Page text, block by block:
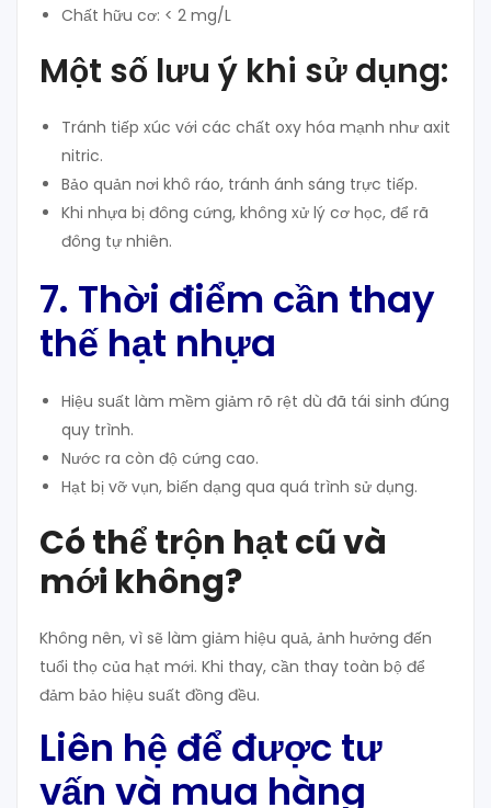
Chất hữu cơ: < 2 mg/L
Một số lưu ý khi sử dụng:
Tránh tiếp xúc với các chất oxy hóa mạnh như axit
nitric.
Bảo quản nơi khô ráo, tránh ánh sáng trực tiếp.
Khi nhựa bị đông cứng, không xử lý cơ học, để rã
đông tự nhiên.
7. Thời điểm cần thay
thế hạt nhựa
Hiệu suất làm mềm giảm rõ rệt dù đã tái sinh đúng
quy trình.
Nước ra còn độ cứng cao.
Hạt bị vỡ vụn, biến dạng qua quá trình sử dụng.
Có thể trộn hạt cũ và
mới không?
Không nên, vì sẽ làm giảm hiệu quả, ảnh hưởng đến
tuổi thọ của hạt mới. Khi thay, cần thay toàn bộ để
đảm bảo hiệu suất đồng đều.
Liên hệ để được tư
vấn và mua hàng